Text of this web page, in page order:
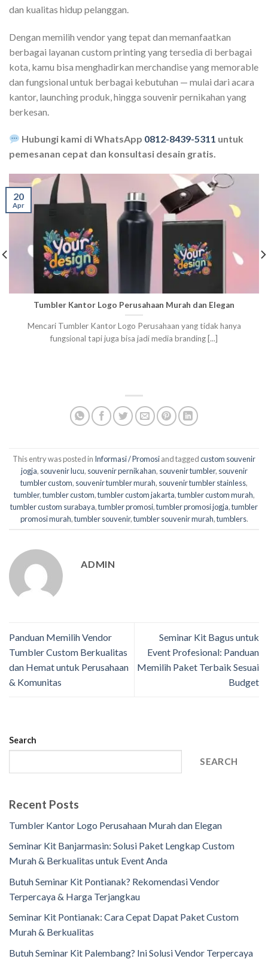
dan kualitas hidup pelanggan.
Dengan memilih vendor yang tepat dan memanfaatkan
berbagai layanan custom printing yang tersedia di berbagai
kota, kamu bisa menghadirkan merchandise yang memorable
dan fungsional untuk berbagai kebutuhan — mulai dari acara
kantor, launching produk, hingga souvenir pernikahan yang
berkesan.
Hubungi kami di WhatsApp 0812-8439-5311 untuk
pemesanan cepat dan konsultasi desain gratis.
Tumbler Kantor Logo Perusahaan Murah dan Elegan
Mencari Tumbler Kantor Logo Perusahaan yang tidak hanya
fungsional tapi juga bisa jadi media branding [...]
20
Apr
This entry was posted in Informasi / Promosiand taggedcustom souvenir
jogja, souvenir lucu, souvenir pernikahan, souvenir tumbler, souvenir
tumbler custom, souvenir tumbler murah, souvenir tumbler stainless,
tumbler,tumbler custom,tumbler custom jakarta,tumbler custom murah,
tumbler custom surabaya,tumbler promosi,tumbler promosi jogja,tumbler
promosi murah,tumbler souvenir,tumbler souvenir murah,tumblers.
ADMIN
Panduan Memilih Vendor
Tumbler Custom Berkualitas
dan Hemat untuk Perusahaan
& Komunitas
Seminar Kit Bagus untuk
Event Profesional: Panduan
Memilih Paket Terbaik Sesuai
Budget
Search
SEARCH
Recent Posts
Tumbler Kantor Logo Perusahaan Murah dan Elegan
Seminar Kit Banjarmasin: Solusi Paket Lengkap Custom
Murah & Berkualitas untuk Event Anda
Butuh Seminar Kit Pontianak? Rekomendasi Vendor
Terpercaya & Harga Terjangkau
Seminar Kit Pontianak: Cara Cepat Dapat Paket Custom
Murah & Berkualitas
Butuh Seminar Kit Palembang? Ini Solusi Vendor Terpercaya